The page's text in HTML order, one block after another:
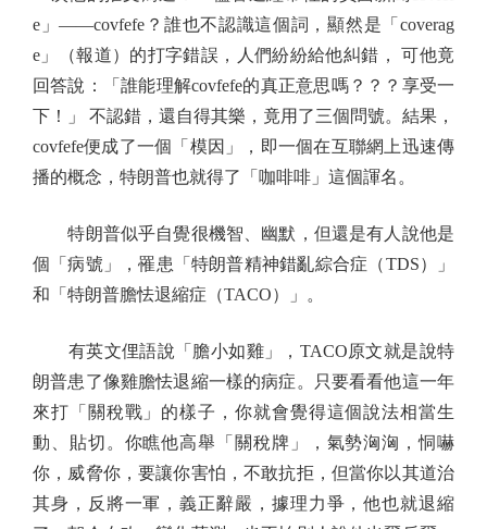
e」——covfefe？誰也不認識這個詞，顯然是「coverag
e」（報道）的打字錯誤，人們紛紛給他糾錯， 可他竟
回答說：「誰能理解covfefe的真正意思嗎？？？享受一
下！」 不認錯，還自得其樂，竟用了三個問號。結果，
covfefe便成了一個「模因」，即一個在互聯網上迅速傳
播的概念，特朗普也就得了「咖啡啡」這個諢名。
特朗普似乎自覺很機智、幽默，但還是有人說他是
個「病號」，罹患「特朗普精神錯亂綜合症（TDS）」
和「特朗普膽怯退縮症（TACO）」。
有英文俚語說「膽小如雞」，TACO原文就是說特
朗普患了像雞膽怯退縮一樣的病症。只要看看他這一年
來打「關稅戰」的樣子，你就會覺得這個說法相當生
動、貼切。你瞧他高舉「關稅牌」，氣勢洶洶，恫嚇
你，威脅你，要讓你害怕，不敢抗拒，但當你以其道治
其身，反將一軍，義正辭嚴，據理力爭，他也就退縮